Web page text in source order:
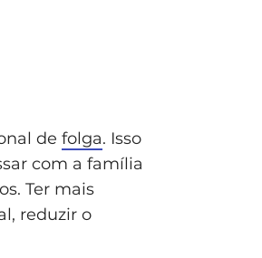
de folga. Isso
com a família
Ter mais
reduzir o